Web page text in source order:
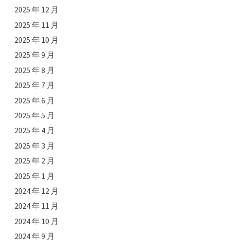
2025 年 12 月
2025 年 11 月
2025 年 10 月
2025 年 9 月
2025 年 8 月
2025 年 7 月
2025 年 6 月
2025 年 5 月
2025 年 4 月
2025 年 3 月
2025 年 2 月
2025 年 1 月
2024 年 12 月
2024 年 11 月
2024 年 10 月
2024 年 9 月